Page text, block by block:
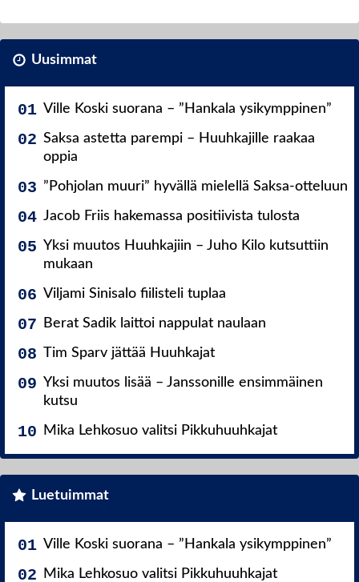
Uusimmat
Ville Koski suorana – ”Hankala ysikymppinen”
Saksa astetta parempi – Huuhkajille raakaa
oppia
”Pohjolan muuri” hyvällä mielellä Saksa-otteluun
Jacob Friis hakemassa positiivista tulosta
Yksi muutos Huuhkajiin – Juho Kilo kutsuttiin
mukaan
Viljami Sinisalo fiilisteli tuplaa
Berat Sadik laittoi nappulat naulaan
Tim Sparv jättää Huuhkajat
Yksi muutos lisää – Janssonille ensimmäinen
kutsu
Mika Lehkosuo valitsi Pikkuhuuhkajat
Luetuimmat
Ville Koski suorana – ”Hankala ysikymppinen”
Mika Lehkosuo valitsi Pikkuhuuhkajat